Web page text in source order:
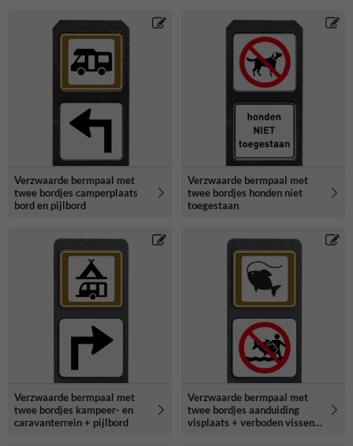
Verzwaarde bermpaal met
twee bordjes camperplaats
bord en pijlbord
Verzwaarde bermpaal met
twee bordjes honden niet
toegestaan
Verzwaarde bermpaal met
twee bordjes kampeer- en
caravanterrein + pijlbord
Verzwaarde bermpaal met
twee bordjes aanduiding
visplaats + verboden vissen